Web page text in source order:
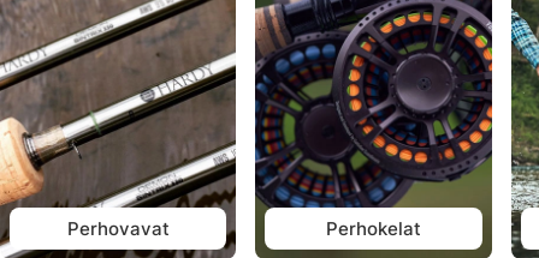
Perhovavat Perhokelat